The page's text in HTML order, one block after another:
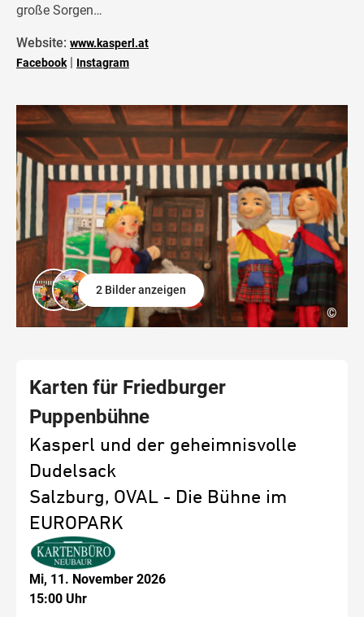
große Sorgen…
Website: www.kasperl.at
Facebook| Instagram
©
2 Bilder anzeigen
Karten für Friedburger
Puppenbühne
Kasperl und der geheimnisvolle
Dudelsack
Salzburg, OVAL - Die Bühne im
EUROPARK
Mi, 11. November 2026
15:00 Uhr